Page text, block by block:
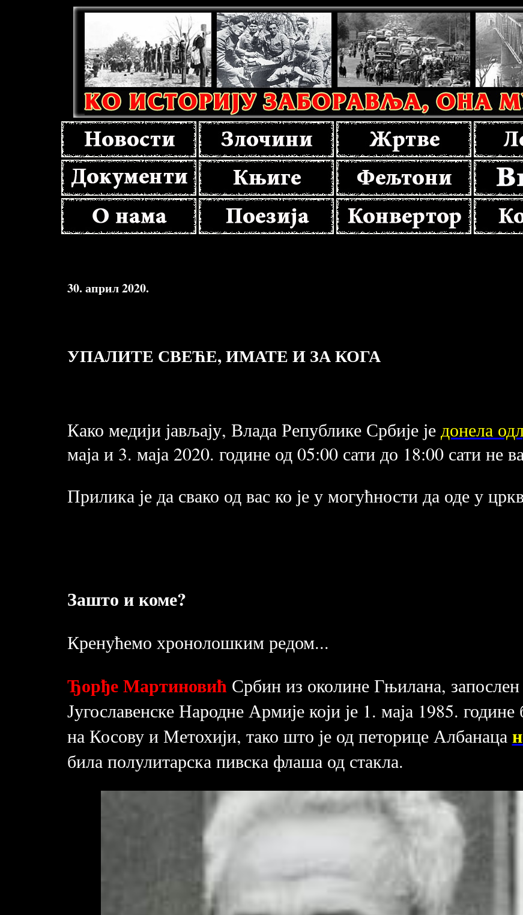
30. април 2020.
УПАЛИТЕ СВЕЋЕ, ИМАТЕ И ЗА КОГА
Како медији јављају, Влада Републике Србије је донела
маја и 3. маја 2020. године од 05:00 сати до 18:00 сати не
Прилика је да свако од вас ко је у могућности да оде у
Зашто и коме?
Кренућемо хронолошким редом...
Ђорђе Мартиновић Србин из околине Гњилана,
Југославенске Народне Армије који је 1. маја 1985.
на Косову и Метохији, тако што је од петорице Албанаца
била полулитарска пивска флаша од стакла.